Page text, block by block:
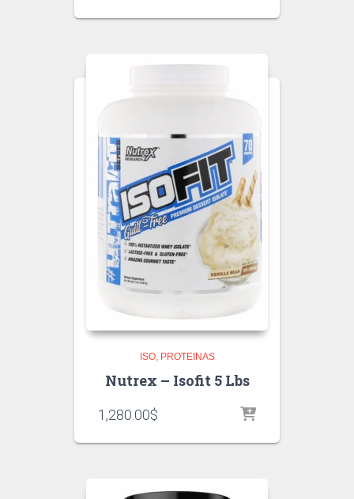
ISO PROTEINAS
Nutrex – Isofit 5 Lbs
1,280.00$